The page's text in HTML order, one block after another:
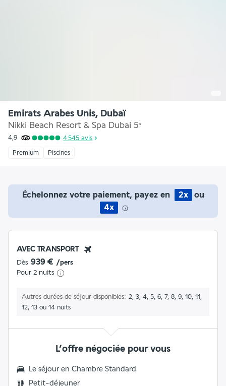
Emirats Arabes Unis, Dubaï
Nikki Beach Resort & Spa Dubai 5*
4,9 4 545 avis
Premium Piscines
Échelonnez votre paiement, payez en 2x
ou
4x
AVEC TRANSPORT
Dès 939 € /pers
Pour 2 nuits
Autres durées de séjour disponibles
2, 3, 4, 5, 6, 7, 8, 9, 10, 11,
12, 13 ou 14 nuits
L’offre négociée pour vous
Le séjour en Chambre Standard
Petit-déjeuner